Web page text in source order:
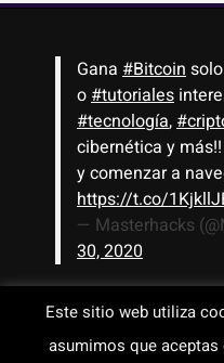
Gana #Bitcoin
o#tutoriales
#tecnología,
cibernética y
y comenzar a
https://t.co/
— Masterhacks
30, 2020
Todos los derechos
Este sitio web utiliza
asumimos que